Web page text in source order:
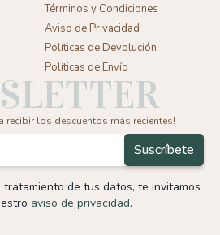
Términos y Condiciones
Aviso de Privacidad
Políticas de Devolución
Políticas de Envío
recibir los descuentos más recientes!
de tus datos, te invitamos
aviso de privacidad.